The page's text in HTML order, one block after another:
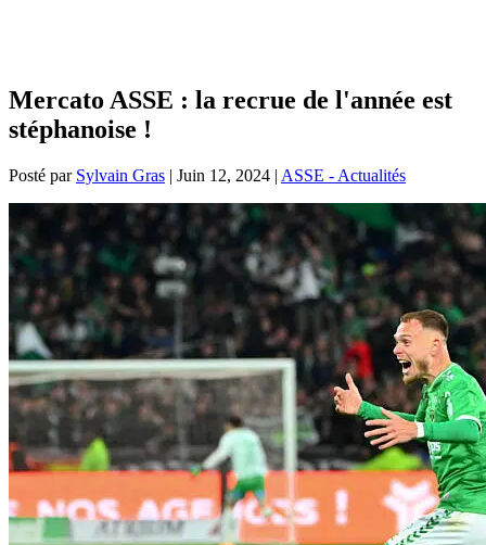
Mercato ASSE : la recrue de l'année est
stéphanoise !
Posté par Sylvain Gras | Juin 12, 2024 | ASSE - Actualités